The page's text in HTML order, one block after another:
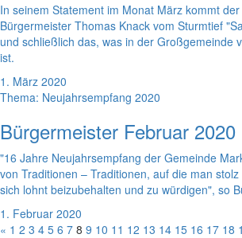
In seinem Statement im Monat März kommt
Bürgermeister Thomas Knack vom Sturmtief
und schließlich das, was in der Großgemeinde
ist.
1. März 2020
Thema: Neujahrsempfang 2020
Bürgermeister Februar 2020
"16 Jahre Neujahrsempfang der Gemeinde
von Traditionen – Traditionen, auf die man
sich lohnt beizubehalten und zu würdigen", so
1. Februar 2020
« 1 2 3 4 5 6 7 8 9 10 11 12 13 14 15 16 17 18